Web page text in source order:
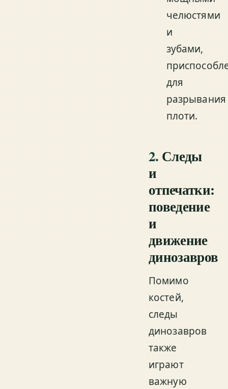
челюстями
и
зубами,
для
разрывания
плоти.
2. Следы
и
отпечатки:
поведение
и
движение
динозавров
Помимо
костей,
следы
динозавров
также
играют
важную